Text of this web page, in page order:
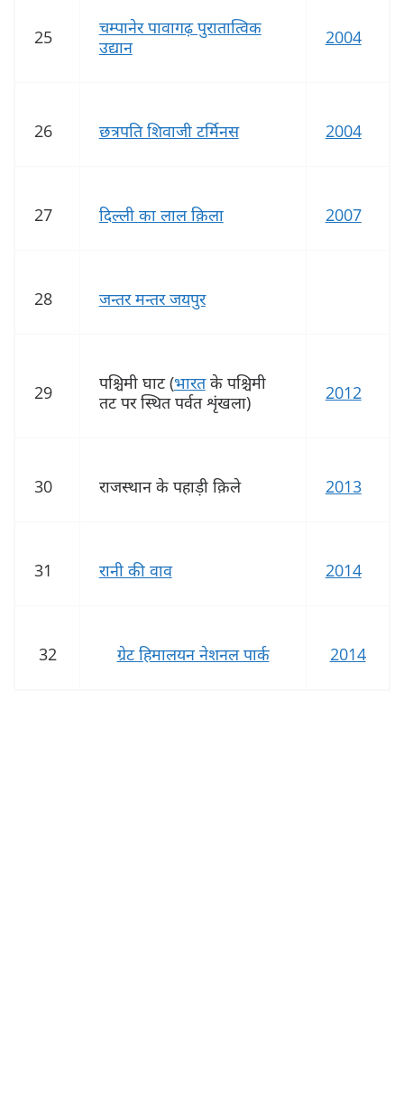
25
चम्पानेर पावागढ़ पुरातात्विक
उद्यान
2004
26 छत्रपति शिवाजी टर्मिनस 2004
27 दिल्ली का लाल क़िला 2007
28 जन्‍तर मन्‍तर जयपुर
29 पश्चिमी घाट (भारतके पश्चिमी
तट पर स्थित पर्वत शृंखला)
2012
30 राजस्थान के पहाड़ी क़िले 2013
31 रानी की वाव 2014
32 ग्रेट हिमालयन नेशनल पार्क 2014